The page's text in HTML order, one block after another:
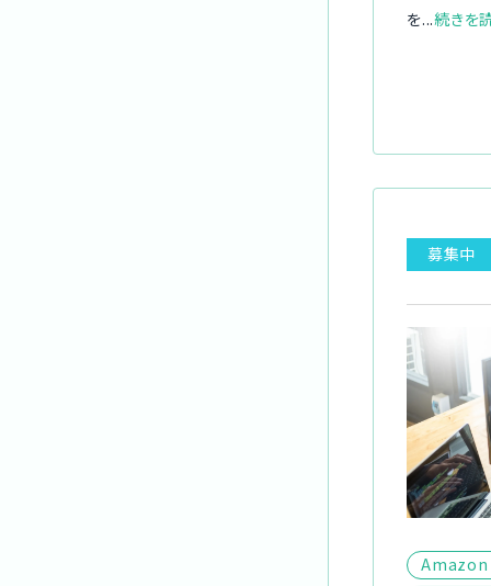
を...続きを
募集中
Amazon